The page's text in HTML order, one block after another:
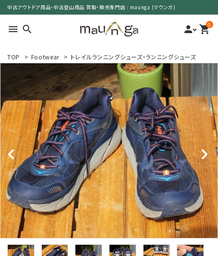
中古アウトドア用品・中古登山用品 買取・販売専門店 : maunga (マウンガ)
menu search person 0
shopping_cart
search
カテゴリーで選ぶ
サイズで選ぶ
特集で選ぶ
価格で選ぶ
買取案内
レンタル・修理
店舗情報
TOP > Footwear > トレイルランニングシューズ・ランニングシューズ